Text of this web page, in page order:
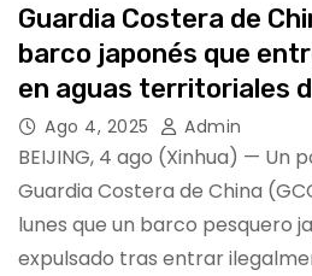
Guardia Costera de
barco japonés que
en aguas territoriales
Ago 4, 2025 Admin
BEIJING, 4 ago (Xinhua) — Un
Guardia Costera de China
lunes que un barco pesquero
expulsado tras entrar